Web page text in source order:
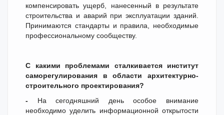
компенсировать ущерб, нанесенный в результате
строительства и аварий при эксплуатации зданий.
Принимаются стандарты и правила, необходимые
профессиональному сообществу.
С какими проблемами сталкивается институт
саморегулирования в области архитектурно-
строительного проектирования?
- На сегодняшний день особое внимание
необходимо уделить информационной открытости